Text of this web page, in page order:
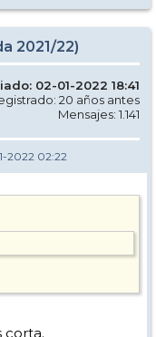
2021/22)
02-01-2022 18:41
20 años antes
Mensajes: 1.141
2022 02:22
corta.